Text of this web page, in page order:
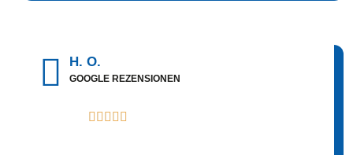
H. O.
GOOGLE REZENSIONEN
    